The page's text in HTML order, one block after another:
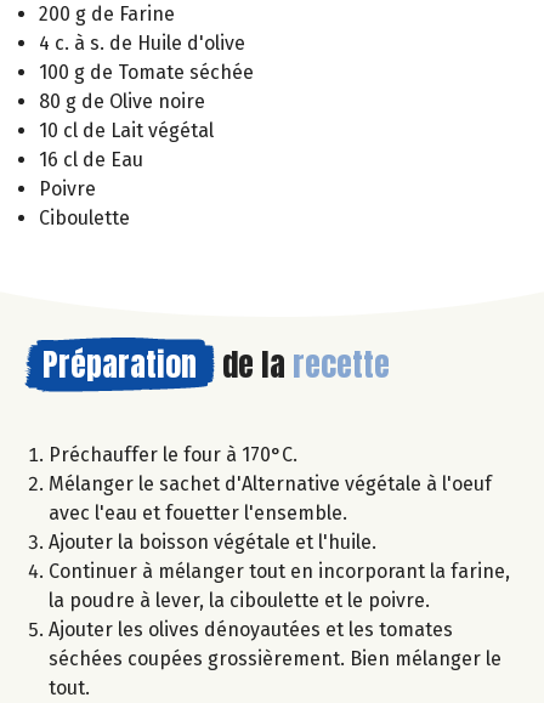
200 g de Farine
4 c. à s. de Huile d'olive
100 g de Tomate séchée
80 g de Olive noire
10 cl de Lait végétal
16 cl de Eau
Poivre
Ciboulette
Préparation de la recette
Préchauffer le four à 170°C.
Mélanger le sachet d'Alternative végétale à l'oeuf
avec l'eau et fouetter l'ensemble.
Ajouter la boisson végétale et l'huile.
Continuer à mélanger tout en incorporant la farine,
la poudre à lever, la ciboulette et le poivre.
Ajouter les olives dénoyautées et les tomates
séchées coupées grossièrement. Bien mélanger le
tout.